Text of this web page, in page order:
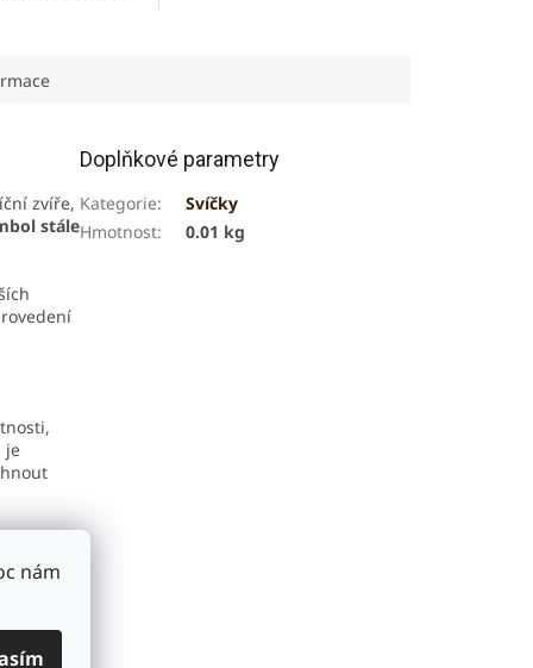
nám
zvíře,
stále
je
Doplňkové parametry
Kategorie:
Svíčky
Hmotnost: 0.01 kg